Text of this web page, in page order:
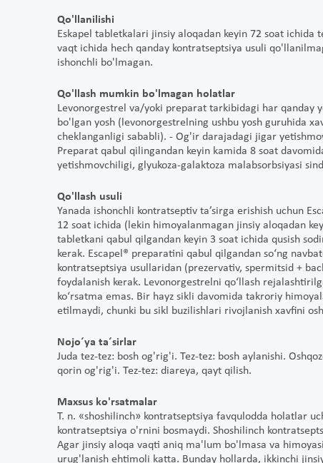
Qo'llanilishi
Eskapel tabletkalari jinsiy aloqadan keyin 72 soat
vaqt ichida hech qanday kontratseptsiya usuli
ishonchli bo'lmagan.
Qo'llash mumkin bo'lmagan holatlar
Levonorgestrel va/yoki preparat tarkibidagi har qanday
bo'lgan yosh (levonorgestrelning ushbu yosh guruhida
cheklanganligi sababli). - Og'ir darajadagi jigar
Preparat qabul qilingandan keyin kamida 8 soat
yetishmovchiligi, glyukoza-galaktoza malabsorbsiyasi
Qo'llash usuli
Yanada ishonchli kontratseptiv ta’sirga erishish uchun
12 soat ichida (lekin himoyalanmagan jinsiy aloqadan
tabletkani qabul qilgandan keyin 3 soat ichida qusish
kerak. Escapel® preparatini qabul qilgandan so‘ng
kontratseptsiya usullaridan (prezervativ, spermitsid +
foydalanish kerak. Levonorgestrelni qo‘llash
ko‘rsatma emas. Bir hayz sikli davomida takroriy
etilmaydi, chunki bu sikl buzilishlari rivojlanish xavfini
Nojo´ya ta´sirlar
Juda tez-tez: bosh og'rig'i. Tez-tez: bosh aylanishi.
qorin og'rig'i. Tez-tez: diareya, qayt qilish.
Maxsus ko'rsatmalar
T. n. «shoshilinch» kontratseptsiya favqulodda holatlar
kontratseptsiya o'rnini bosmaydi. Shoshilinch
Agar jinsiy aloqa vaqti aniq ma'lum bo'lmasa va
urug'lanish ehtimoli katta. Bunday hollarda, ikkinchi